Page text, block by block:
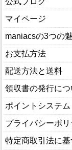
マイページ
maniacsの3つの
お支払方法
配送方法と送料
領収書の発行につ
ポイントシステム
プライバシーポリ
特定商取引法に